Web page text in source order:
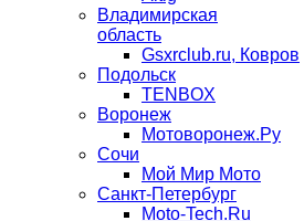
Владимирская
область
Gsxrclub.ru, Ковров
Подольск
TENBOX
Воронеж
Мотоворонеж.Ру
Сочи
Мой Мир Мото
Санкт-Петербург
Moto-Tech.Ru